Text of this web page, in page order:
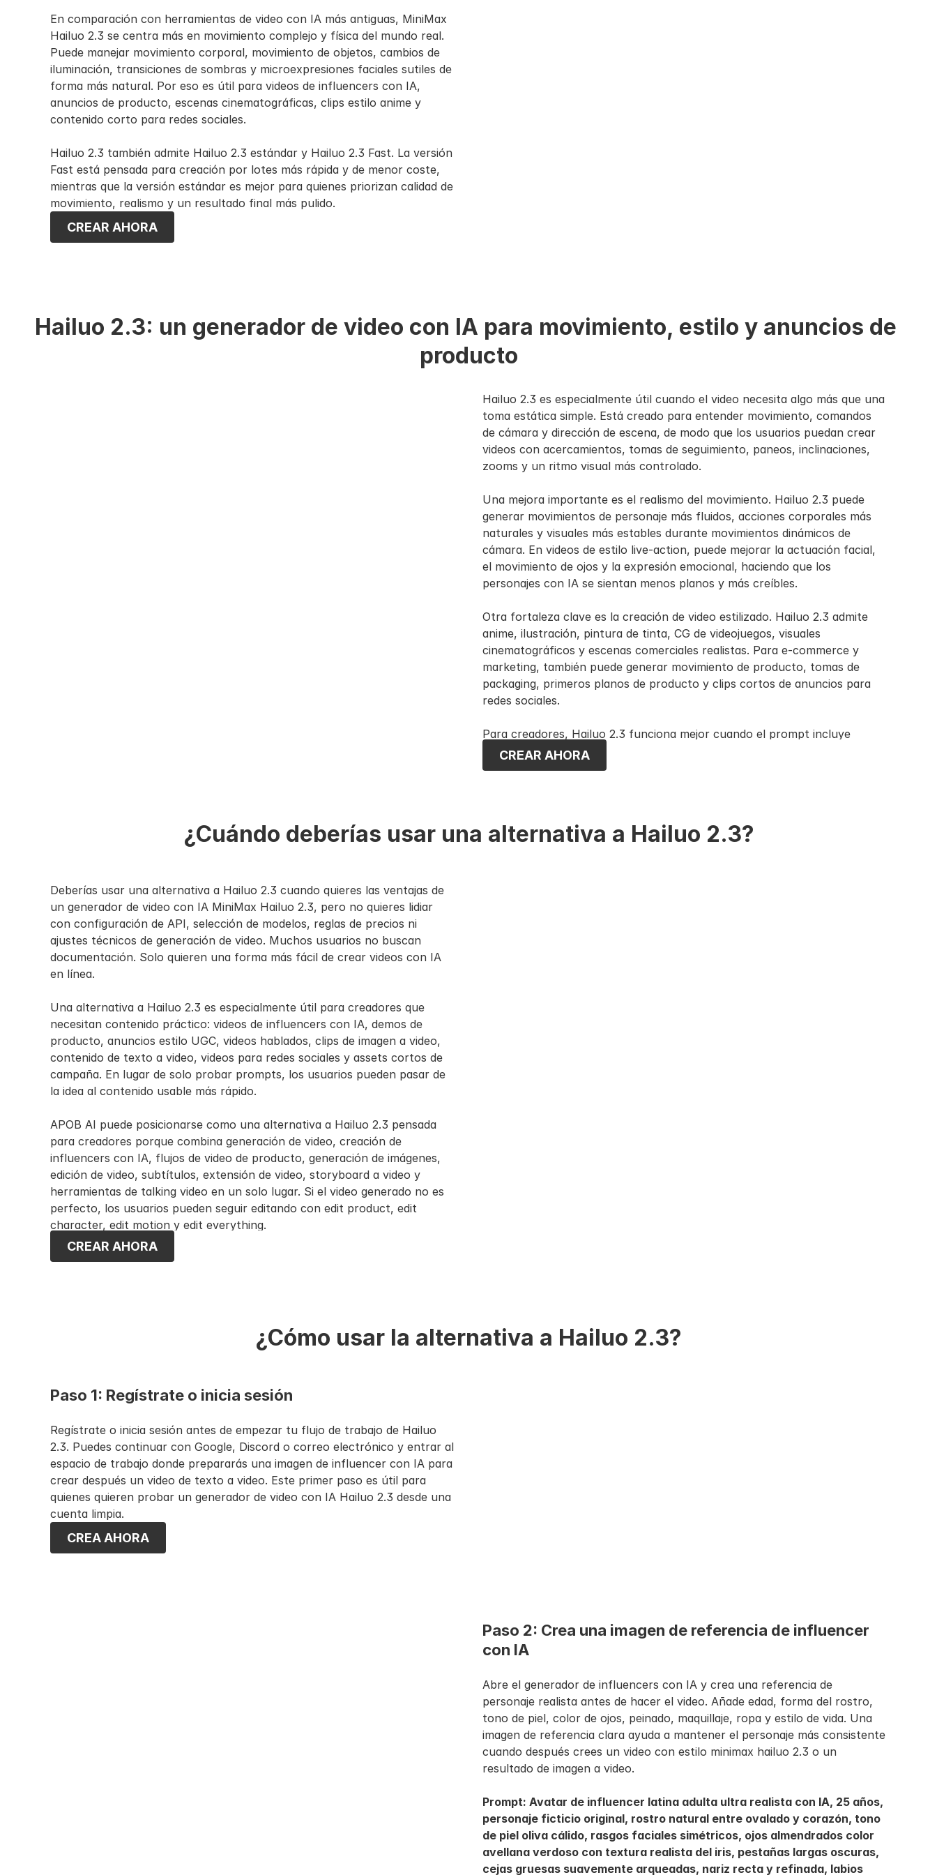
En comparación con herramientas de video con IA más antiguas, MiniMax
Hailuo 2.3 se centra más en movimiento complejo y física del mundo real.
Puede manejar movimiento corporal, movimiento de objetos, cambios de
iluminación, transiciones de sombras y microexpresiones faciales sutiles de
forma más natural. Por eso es útil para videos de influencers con IA,
anuncios de producto, escenas cinematográficas, clips estilo anime y
contenido corto para redes sociales.
Hailuo 2.3 también admite Hailuo 2.3 estándar y Hailuo 2.3 Fast. La versión
Fast está pensada para creación por lotes más rápida y de menor coste,
mientras que la versión estándar es mejor para quienes priorizan calidad de
movimiento, realismo y un resultado final más pulido.
CREAR AHORA
Hailuo 2.3: un generador de video con IA para movimiento, estilo y anuncios de
producto
Hailuo 2.3 es especialmente útil cuando el video necesita algo más que una
toma estática simple. Está creado para entender movimiento, comandos
de cámara y dirección de escena, de modo que los usuarios puedan crear
videos con acercamientos, tomas de seguimiento, paneos, inclinaciones,
zooms y un ritmo visual más controlado.
Una mejora importante es el realismo del movimiento. Hailuo 2.3 puede
generar movimientos de personaje más fluidos, acciones corporales más
naturales y visuales más estables durante movimientos dinámicos de
cámara. En videos de estilo live-action, puede mejorar la actuación facial,
el movimiento de ojos y la expresión emocional, haciendo que los
personajes con IA se sientan menos planos y más creíbles.
Otra fortaleza clave es la creación de video estilizado. Hailuo 2.3 admite
anime, ilustración, pintura de tinta, CG de videojuegos, visuales
cinematográficos y escenas comerciales realistas. Para e-commerce y
marketing, también puede generar movimiento de producto, tomas de
packaging, primeros planos de producto y clips cortos de anuncios para
redes sociales.
Para creadores, Hailuo 2.3 funciona mejor cuando el prompt incluye
sujeto, escena, acción, movimiento de cámara, iluminación, estilo, duración
y resolución. Admite videos de 6 y 10 segundos, salida 768P y salida 1080P
CREAR AHORA
¿Cuándo deberías usar una alternativa a Hailuo 2.3?
Deberías usar una alternativa a Hailuo 2.3 cuando quieres las ventajas de
un generador de video con IA MiniMax Hailuo 2.3, pero no quieres lidiar
con configuración de API, selección de modelos, reglas de precios ni
ajustes técnicos de generación de video. Muchos usuarios no buscan
documentación. Solo quieren una forma más fácil de crear videos con IA
en línea.
Una alternativa a Hailuo 2.3 es especialmente útil para creadores que
necesitan contenido práctico: videos de influencers con IA, demos de
producto, anuncios estilo UGC, videos hablados, clips de imagen a video,
contenido de texto a video, videos para redes sociales y assets cortos de
campaña. En lugar de solo probar prompts, los usuarios pueden pasar de
la idea al contenido usable más rápido.
APOB AI puede posicionarse como una alternativa a Hailuo 2.3 pensada
para creadores porque combina generación de video, creación de
influencers con IA, flujos de video de producto, generación de imágenes,
edición de video, subtítulos, extensión de video, storyboard a video y
herramientas de talking video en un solo lugar. Si el video generado no es
perfecto, los usuarios pueden seguir editando con edit product, edit
character, edit motion y edit everything.
Esto hace que APOB AI sea más adecuado para usuarios que valoran
CREAR AHORA
¿Cómo usar la alternativa a Hailuo 2.3?
Paso 1: Regístrate o inicia sesión
Regístrate o inicia sesión antes de empezar tu flujo de trabajo de Hailuo
2.3. Puedes continuar con Google, Discord o correo electrónico y entrar al
espacio de trabajo donde prepararás una imagen de influencer con IA para
crear después un video de texto a video. Este primer paso es útil para
quienes quieren probar un generador de video con IA Hailuo 2.3 desde una
cuenta limpia.
CREA AHORA
Paso 2: Crea una imagen de referencia de influencer
con IA
Abre el generador de influencers con IA y crea una referencia de
personaje realista antes de hacer el video. Añade edad, forma del rostro,
tono de piel, color de ojos, peinado, maquillaje, ropa y estilo de vida. Una
imagen de referencia clara ayuda a mantener el personaje más consistente
cuando después crees un video con estilo minimax hailuo 2.3 o un
resultado de imagen a video.
Prompt: Avatar de influencer latina adulta ultra realista con IA, 25 años,
personaje ficticio original, rostro natural entre ovalado y corazón, tono
de piel oliva cálido, rasgos faciales simétricos, ojos almendrados color
avellana verdoso con textura realista del iris, pestañas largas oscuras,
cejas gruesas suavemente arqueadas, nariz recta y refinada, labios